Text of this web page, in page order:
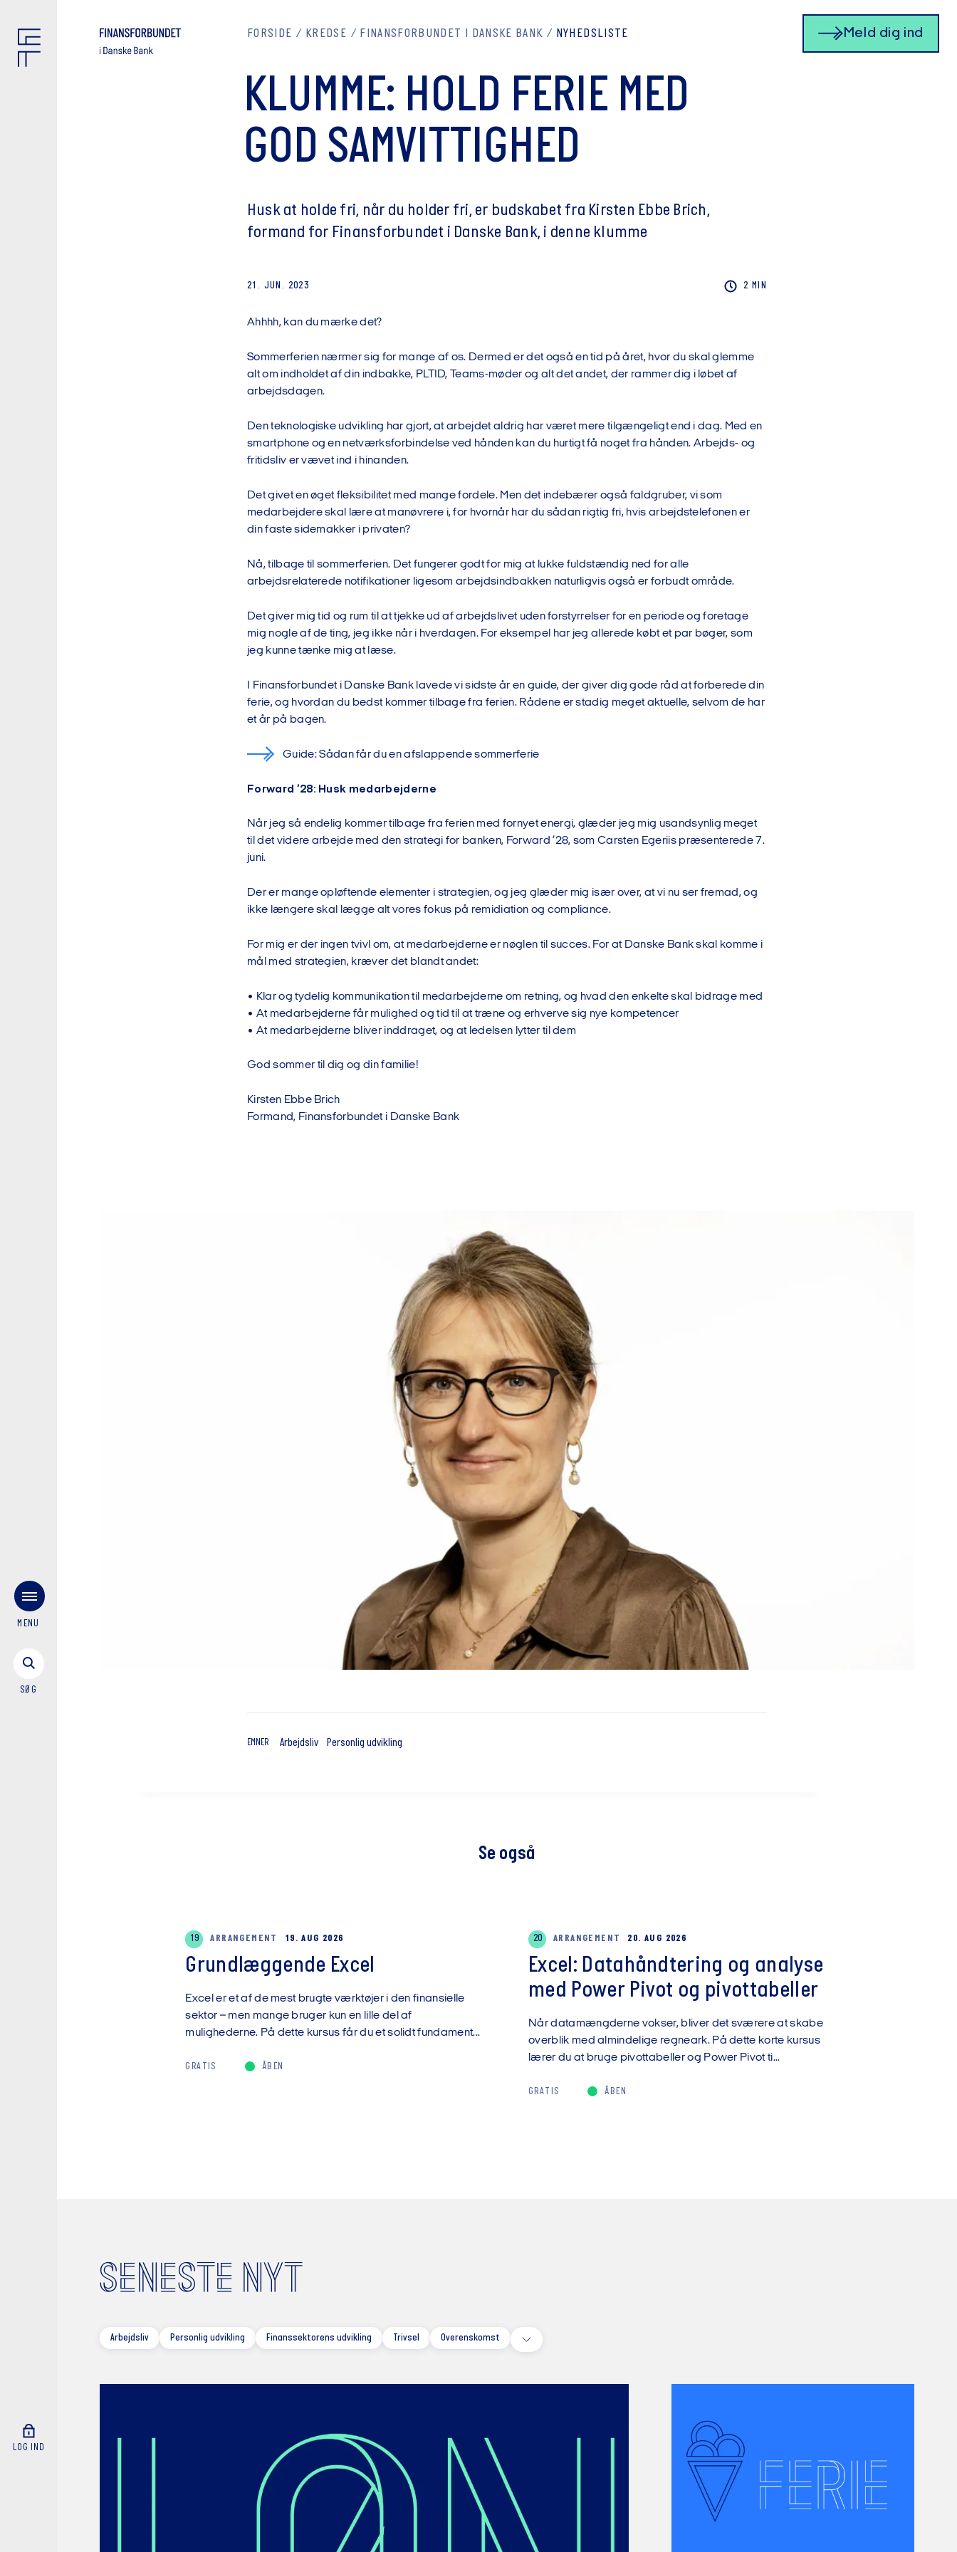
Meld dig ind
MENU
SØG
LOG IND
FORSIDE KREDSE FINANSFORBUNDET I DANSKE BANK NYHEDSLISTE
KLUMME: HOLD FERIE MED
GOD SAMVITTIGHED
Husk at holde fri, når du holder fri, er budskabet fra Kirsten Ebbe Brich,
formand for Finansforbundet i Danske Bank, i denne klumme
21. JUN. 2023 2 MIN
Ahhhh, kan du mærke det?
Sommerferien nærmer sig for mange af os. Dermed er det også en tid på året, hvor du skal glemme
alt om indholdet af din indbakke, PLTID, Teams-møder og alt det andet, der rammer dig i løbet af
arbejdsdagen.
Den teknologiske udvikling har gjort, at arbejdet aldrig har været mere tilgængeligt end i dag. Med en
smartphone og en netværksforbindelse ved hånden kan du hurtigt få noget fra hånden. Arbejds- og
fritidsliv er vævet ind i hinanden.
Det givet en øget fleksibilitet med mange fordele. Men det indebærer også faldgruber, vi som
medarbejdere skal lære at manøvrere i, for hvornår har du sådan rigtig fri, hvis arbejdstelefonen er
din faste sidemakker i privaten?
Nå, tilbage til sommerferien. Det fungerer godt for mig at lukke fuldstændig ned for alle
arbejdsrelaterede notifikationer ligesom arbejdsindbakken naturligvis også er forbudt område.
Det giver mig tid og rum til at tjekke ud af arbejdslivet uden forstyrrelser for en periode og foretage
mig nogle af de ting, jeg ikke når i hverdagen. For eksempel har jeg allerede købt et par bøger, som
jeg kunne tænke mig at læse.
I Finansforbundet i Danske Bank lavede vi sidste år en guide, der giver dig gode råd at forberede din
ferie, og hvordan du bedst kommer tilbage fra ferien. Rådene er stadig meget aktuelle, selvom de har
et år på bagen.
Guide: Sådan får du en afslappende sommerferie
Forward ’28: Husk medarbejderne
Når jeg så endelig kommer tilbage fra ferien med fornyet energi, glæder jeg mig usandsynlig meget
til det videre arbejde med den strategi for banken, Forward ’28, som Carsten Egeriis præsenterede 7.
juni.
Der er mange opløftende elementer i strategien, og jeg glæder mig især over, at vi nu ser fremad, og
ikke længere skal lægge alt vores fokus på remidiation og compliance.
For mig er der ingen tvivl om, at medarbejderne er nøglen til succes. For at Danske Bank skal komme i
mål med strategien, kræver det blandt andet:
• Klar og tydelig kommunikation til medarbejderne om retning, og hvad den enkelte skal bidrage med
• At medarbejderne får mulighed og tid til at træne og erhverve sig nye kompetencer
• At medarbejderne bliver inddraget, og at ledelsen lytter til dem
God sommer til dig og din familie!
Kirsten Ebbe Brich
Formand, Finansforbundet i Danske Bank
EMNER Arbejdsliv Personlig udvikling
Se også
19 ARRANGEMENT 19. AUG 2026
Grundlæggende Excel
Excel er et af de mest brugte værktøjer i den finansielle
sektor – men mange bruger kun en lille del af
mulighederne. På dette kursus får du et solidt fundament...
GRATIS ÅBEN
20 ARRANGEMENT 20. AUG 2026
Excel: Datahåndtering og analyse
med Power Pivot og pivottabeller
Når datamængderne vokser, bliver det sværere at skabe
overblik med almindelige regneark. På dette korte kursus
lærer du at bruge pivottabeller og Power Pivot ti...
GRATIS ÅBEN
SENESTE NYT
Arbejdsliv Personlig udvikling Finanssektorens udvikling Trivsel Overenskomst